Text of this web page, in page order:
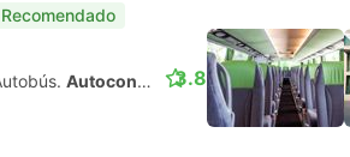
Recomendado
Autoconexión 3.8